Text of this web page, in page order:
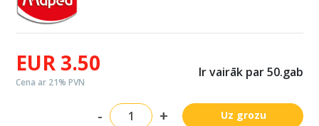
EUR 3.50
Cena ar 21% PVN
Ir vairāk par 50.gab
- + Uz grozu